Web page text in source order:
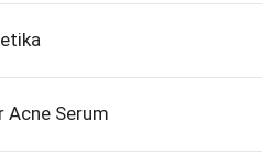
Acne Serum